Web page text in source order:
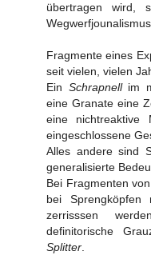
übertragen wird,
Fragmente eines
seit vielen, vielen
Ein Schrapnellim
eine Granate eine
eine nichtreaktive
eingeschlossene
Alles andere sind
generalisierte
Bei Fragmenten
bei
zerrisssen
definitorische
Splitter.